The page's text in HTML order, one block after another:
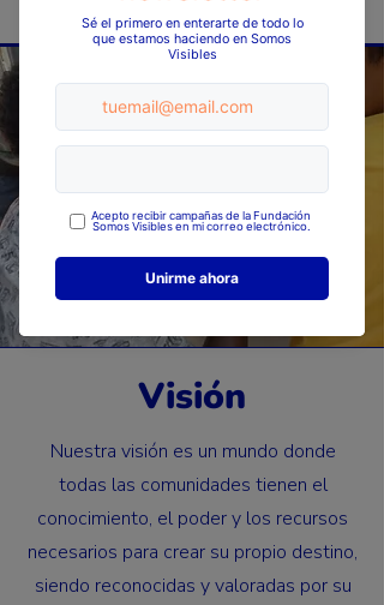
un desarrollo sostenible e inclusivo.
Visión
Nuestra visión es un mundo donde
todas las comunidades tienen el
conocimiento, el poder y los recursos
necesarios para crear su propio destino,
siendo reconocidas y valoradas por su